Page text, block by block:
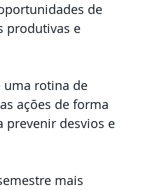
de
produtivas e
uma rotina de
ações de forma
prevenir desvios e
mais